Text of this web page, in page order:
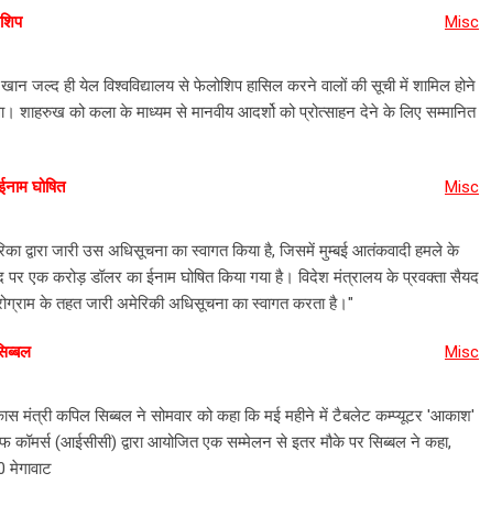
Misc
जल्द ही येल विश्वविद्यालय से फेलोशिप हासिल करने वालों की सूची में शामिल होने
शाहरुख को कला के माध्यम से मानवीय आदर्शो को प्रोत्साहन देने के लिए सम्मानित
घोषित
Misc
द्वारा जारी उस अधिसूचना का स्वागत किया है, जिसमें मुम्बई आतंकवादी हमले के
एक करोड़ डॉलर का ईनाम घोषित किया गया है। विदेश मंत्रालय के प्रवक्ता सैयद
के तहत जारी अमेरिकी अधिसूचना का स्वागत करता है।"
Misc
मंत्री कपिल सिब्बल ने सोमवार को कहा कि मई महीने में टैबलेट कम्प्यूटर 'आकाश'
(आईसीसी) द्वारा आयोजित एक सम्मेलन से इतर मौके पर सिब्बल ने कहा,